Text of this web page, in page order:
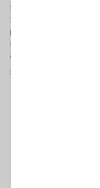
supervisione USA, richiama
2011, le due potenze
perlomeno multiregionali,
sempre nelle fasi di una
dalla connivenza.
Siria delenda, dalla